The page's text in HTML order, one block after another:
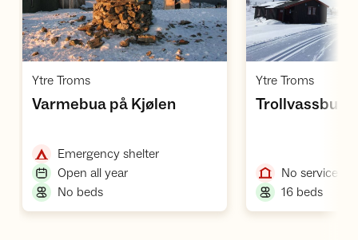
Open cabin
Ytre Troms,
Varmebua på Kjølen,
Emergency shelter,
Open all year,
No beds,
Ytre Troms,
Trollvassbu
No service
16 beds,